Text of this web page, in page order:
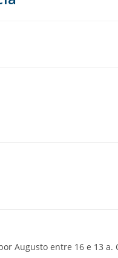
Augusto entre 16 e 13